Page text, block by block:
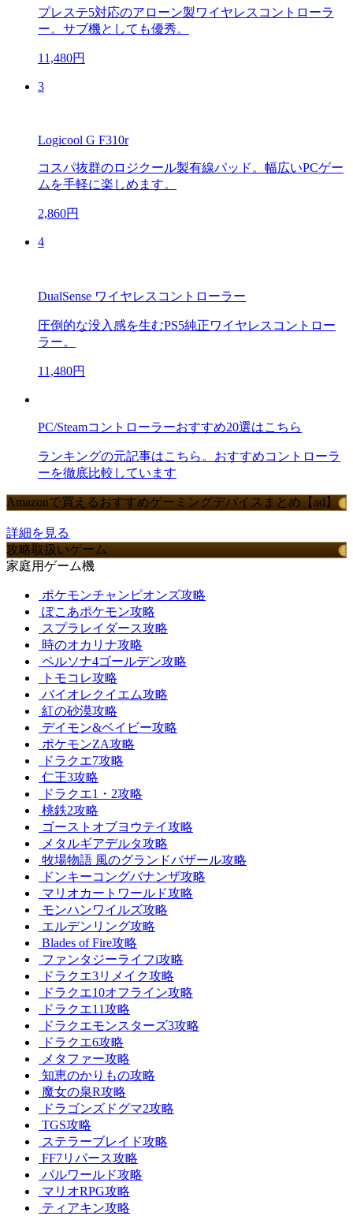
プレステ5対応のアローン製ワイヤレスコントローラ
ー。サブ機としても優秀。
11,480円
3
Logicool G F310r
コスパ抜群のロジクール製有線パッド。幅広いPCゲー
ムを手軽に楽しめます。
2,860円
4
DualSense ワイヤレスコントローラー
圧倒的な没入感を生むPS5純正ワイヤレスコントロー
ラー。
11,480円
PC/Steamコントローラーおすすめ20選はこちら
ランキングの元記事はこちら。おすすめコントローラ
ーを徹底比較しています
Amazonで買えるおすすめゲーミングデバイスまとめ【ad】
詳細を見る
攻略取扱いゲーム
家庭用ゲーム機
ポケモンチャンピオンズ攻略
ぽこあポケモン攻略
スプラレイダース攻略
時のオカリナ攻略
ペルソナ4ゴールデン攻略
トモコレ攻略
バイオレクイエム攻略
紅の砂漠攻略
デイモン&ベイビー攻略
ポケモンZA攻略
ドラクエ7攻略
仁王3攻略
ドラクエ1・2攻略
桃鉄2攻略
ゴーストオブヨウテイ攻略
メタルギアデルタ攻略
牧場物語 風のグランドバザール攻略
ドンキーコングバナンザ攻略
マリオカートワールド攻略
モンハンワイルズ攻略
エルデンリング攻略
Blades of Fire攻略
ファンタジーライフi攻略
ドラクエ3リメイク攻略
ドラクエ10オフライン攻略
ドラクエ11攻略
ドラクエモンスターズ3攻略
ドラクエ6攻略
メタファー攻略
知恵のかりもの攻略
魔女の泉R攻略
ドラゴンズドグマ2攻略
TGS攻略
ステラーブレイド攻略
FF7リバース攻略
パルワールド攻略
マリオRPG攻略
ティアキン攻略